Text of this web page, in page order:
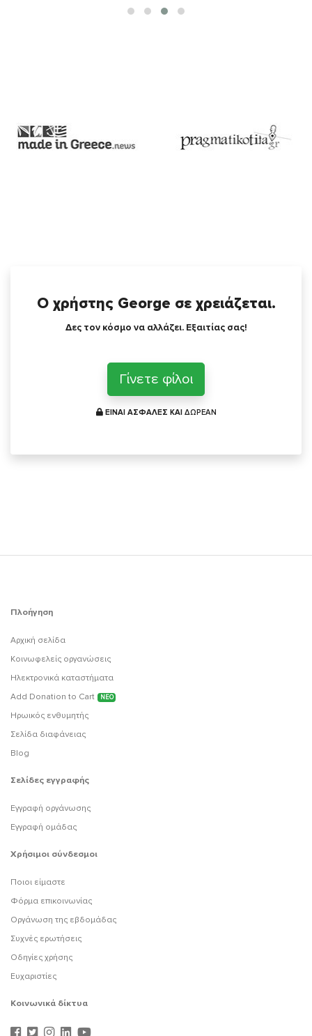
Ο χρήστης George σε χρειάζεται.
Δες τον κόσμο να αλλάζει. Εξαιτίας σας!
Γίνετε φίλοι
ΕΙΝΑΙ ΑΣΦΑΛΕΣ ΚΑΙ ΔΩΡΕΑΝ
Πλοήγηση
Αρχική σελίδα
Κοινωφελείς οργανώσεις
Ηλεκτρονικά καταστήματα
Add Donation to Cart
ΝΕΟ
Ηρωικός ενθυμητής
Σελίδα διαφάνειας
Blog
Σελίδες εγγραφής
Εγγραφή οργάνωσης
Εγγραφή ομάδας
Χρήσιμοι σύνδεσμοι
Ποιοι είμαστε
Φόρμα επικοινωνίας
Οργάνωση της εβδομάδας
Συχνές ερωτήσεις
Οδηγίες χρήσης
Ευχαριστίες
Κοινωνικά δίκτυα